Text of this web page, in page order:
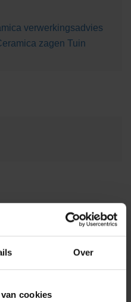
Over
cookies
verwerkingsadvies
zagen Tuin